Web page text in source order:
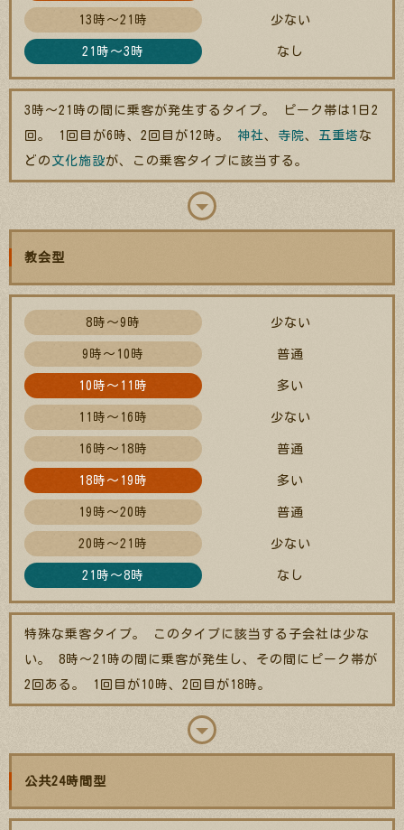
13時～21時 少ない
21時～3時 なし
3時～21時の間に乗客が発生するタイプ。 ピーク帯は1日2
回。 1回目が6時、2回目が12時。 神社、 寺院、 五重塔な
どの 文化施設が、この乗客タイプに該当する。
教会型
8時～9時 少ない
9時～10時 普通
10時～11時 多い
11時～16時 少ない
16時～18時 普通
18時～19時 多い
19時～20時 普通
20時～21時 少ない
21時～8時 なし
特殊な乗客タイプ。 このタイプに該当する子会社は少な
い。 8時～21時の間に乗客が発生し、その間にピーク帯が
2回ある。 1回目が10時、2回目が18時。
公共24時間型